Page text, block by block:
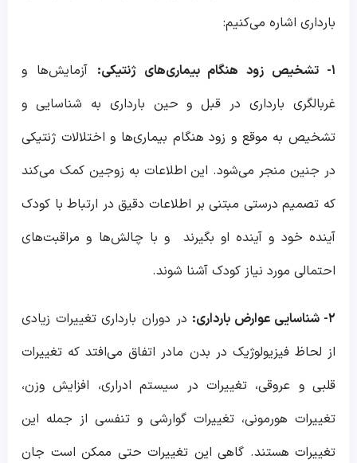
بارداری اشاره می‌کنیم:
۱- تشخیص زود هنگام بیماری‌های ژنتیکی:
آزمایش‌ها و
غربالگری بارداری در قبل و حین بارداری به شناسایی و
تشخیص به موقع و زود هنگام بیماری‌ها و اختلالات ژنتیکی
در جنین منجر می‌شود. این اطلاعات به زوجین کمک می‌کند
که تصمیم درستی مبتنی بر اطلاعات دقیق در ارتباط با کودک
آینده خود و آینده او بگیرند و با چالش‌ها و مراقبت‌های
احتمالی مورد نیاز کودک آشنا شوند.
۲- شناسایی عوارض بارداری:
در دوران بارداری تغییرات زیادی
از لحاظ فیزیولوژیک در بدن مادر اتفاق می‌افتد که تغییرات
قلبی و عروقی، تغییرات در سیستم ادراری، افزایش وزن،
تغییرات هورمونی، تغییرات گوارشی و تنفسی از جمله ‌این
تغییرات هستند. گاهی این تغییرات حتی ممکن است جان